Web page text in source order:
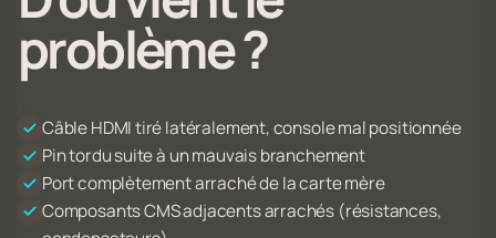
problème ?
Câble HDMI tiré latéralement, console mal positionnée
Pin tordu suite à un mauvais branchement
Port complètement arraché de la carte mère
Composants CMS adjacents arrachés (résistances,